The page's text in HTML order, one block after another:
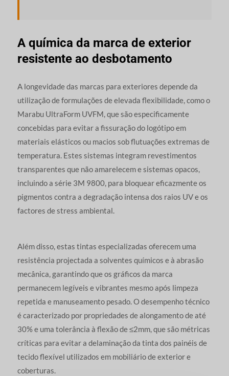
A química da marca de exterior
resistente ao desbotamento
A longevidade das marcas para exteriores depende da
utilização de formulações de elevada flexibilidade, como o
Marabu UltraForm UVFM, que são especificamente
concebidas para evitar a fissuração do logótipo em
materiais elásticos ou macios sob flutuações extremas de
temperatura. Estes sistemas integram revestimentos
transparentes que não amarelecem e sistemas opacos,
incluindo a série 3M 9800, para bloquear eficazmente os
pigmentos contra a degradação intensa dos raios UV e os
factores de stress ambiental.
Além disso, estas tintas especializadas oferecem uma
resistência projectada a solventes químicos e à abrasão
mecânica, garantindo que os gráficos da marca
permanecem legíveis e vibrantes mesmo após limpeza
repetida e manuseamento pesado. O desempenho técnico
é caracterizado por propriedades de alongamento de até
30% e uma tolerância à flexão de ≤2mm, que são métricas
críticas para evitar a delaminação da tinta dos painéis de
tecido flexível utilizados em mobiliário de exterior e
coberturas.